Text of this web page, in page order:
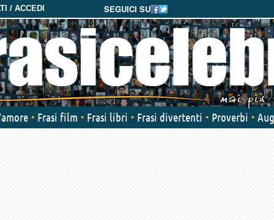
SEGUICI SU
/ ACCEDI
Frasi film Frasi libri Frasi divertenti Proverbi